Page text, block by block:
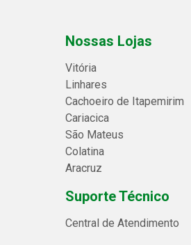
Nossas Lojas
Vitória
Linhares
Cachoeiro de Itapemirim
Cariacica
São Mateus
Colatina
Aracruz
Suporte Técnico
Central de Atendimento